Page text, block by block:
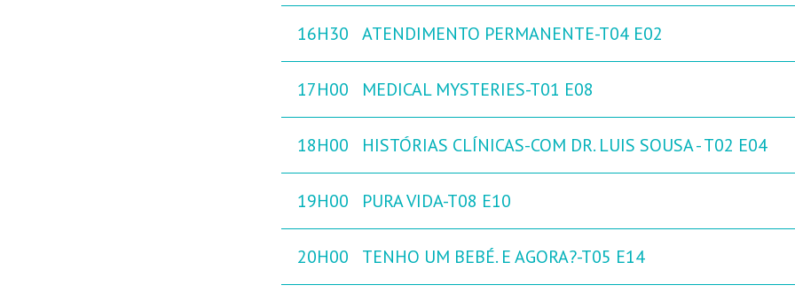
16H30 ATENDIMENTO PERMANENTE-T04 E02
17H00 MEDICAL MYSTERIES-T01 E08
18H00 HISTÓRIAS CLÍNICAS-COM DR. LUIS SOUSA - T02 E04
19H00 PURA VIDA-T08 E10
20H00 TENHO UM BEBÉ. E AGORA?-T05 E14